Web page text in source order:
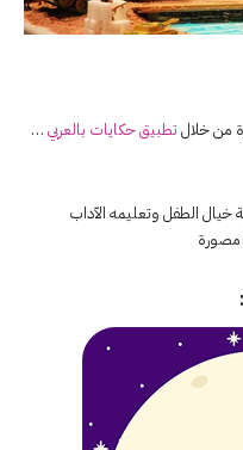
من خلالتطبيق حكايات بالعربي …
الطفل وتعليمه الآداب
مصورة